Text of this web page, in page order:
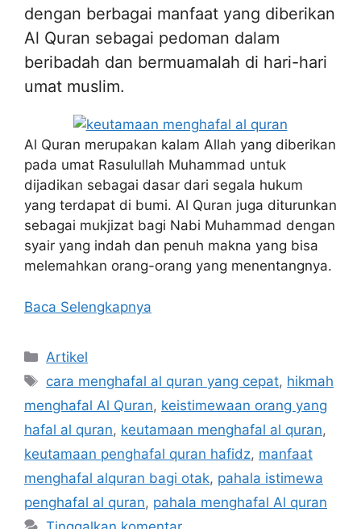
dengan berbagai manfaat yang diberikan
Al Quran sebagai pedoman dalam
beribadah dan bermuamalah di hari-hari
umat muslim.
Al Quran merupakan kalam Allah yang diberikan
pada umat Rasulullah Muhammad untuk
dijadikan sebagai dasar dari segala hukum
yang terdapat di bumi. Al Quran juga diturunkan
sebagai mukjizat bagi Nabi Muhammad dengan
syair yang indah dan penuh makna yang bisa
melemahkan orang-orang yang menentangnya.
Baca Selengkapnya
Kategori
Artikel
Tag
cara menghafal al quran yang cepat, hikmah
menghafal Al Quran, keistimewaan orang yang
hafal al quran, keutamaan menghafal al quran,
keutamaan penghafal quran hafidz, manfaat
menghafal alquran bagi otak, pahala istimewa
penghafal al quran, pahala menghafal Al quran